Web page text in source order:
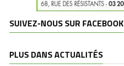
SUIVEZ-NOUS SUR FACEBOOK
PLUS DANS ACTUALITÉS